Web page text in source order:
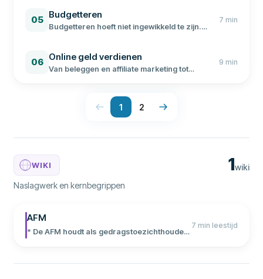
concreet spaarplan.
05 Budgetteren
Budgetteren hoeft niet ingewikkeld te zijn.
7 min
06 Online geld verdienen
Van beleggen en affiliate marketing tot
9 min
1 2
WIKI 1wiki
Naslagwerk en kernbegrippen
AFM
* De AFM houdt als gedragstoezichthouder
7 min leestijd